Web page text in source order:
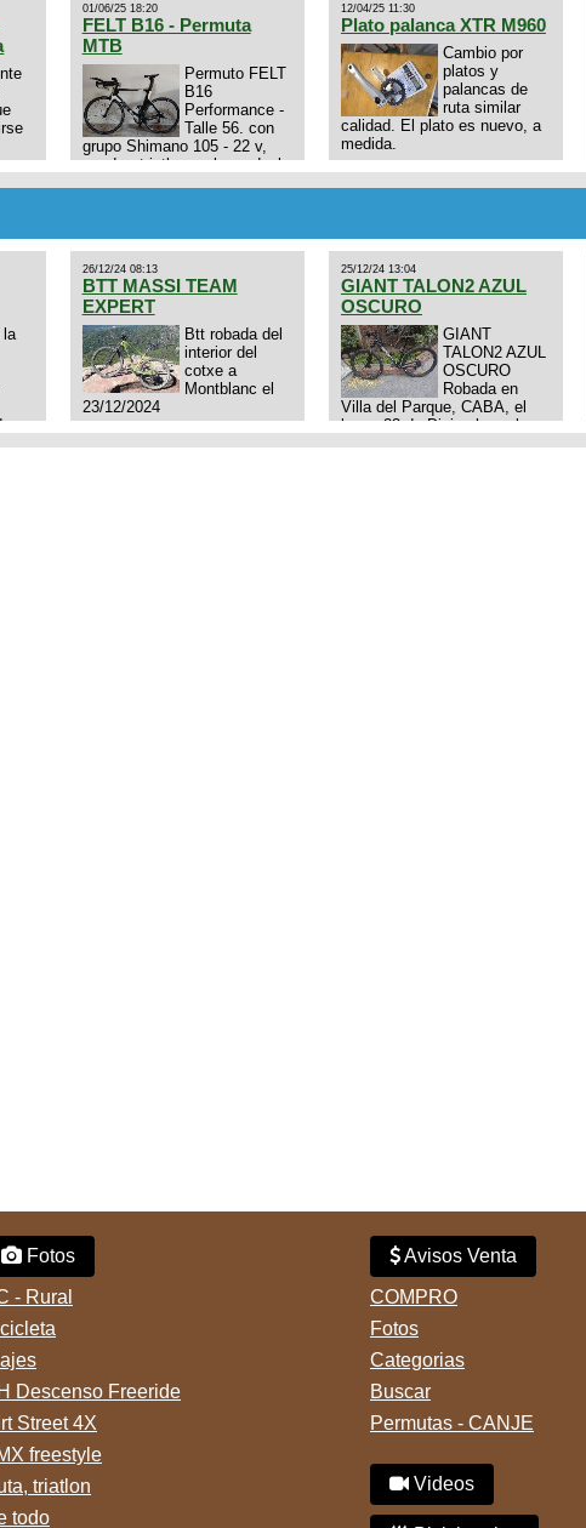
E4N9zhVk9wHFFzK7T345Kn?
01/06/25 18:20
FELT B16 - Permuta
MTB
Permuto FELT
B16
Performance -
Talle 56. con
grupo Shimano 105 - 22 v,
cuadro: triatlon carbono dual
12/04/25 11:30
Plato palanca XTR M960
Cambio por
platos y
palancas de
ruta similar
calidad. El plato es nuevo, a
medida.
la
en
de
26/12/24 08:13
BTT MASSI TEAM
EXPERT
Btt robada del
interior del
cotxe a
Montblanc el
23/12/2024
25/12/24 13:04
GIANT TALON2 AZUL
OSCURO
GIANT
TALON2 AZUL
OSCURO
Robada en
Villa del Parque, CABA, el
lunes 23 de Diciembre a las
11:38 am, hay video del
Fotos
- Rural
Descenso Freeride
Street 4X
freestyle
triatlon
todo
Avisos Venta
COMPRO
Fotos
Categorias
Buscar
Permutas - CANJE
Videos